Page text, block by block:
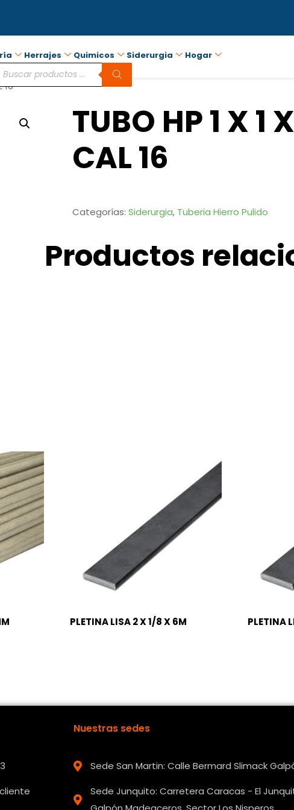
Herrajes Quimicos Siderurgia Hogar
16
TUBO HP 1 X 1
CAL 16
Categorías: Siderurgia, Tuberia Hierro Pulido
Productos
PLETINA LISA 2 X 1/8 X 6M PLETINA
Nuestras sedes
Sede San Martin: Calle Bermard Slimack
Sede Junquito: Carretera Caracas - El